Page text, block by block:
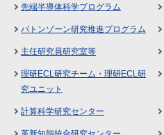
先端半導体科学プログラム
バトンゾーン研究推進プログラム
主任研究員研究室等
理研ECL研究チーム・理研ECL研
究ユニット
計算科学研究センター